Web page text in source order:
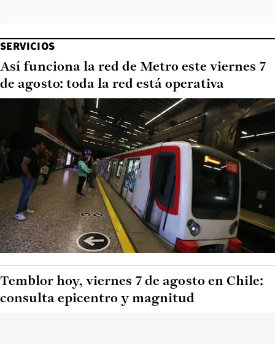
SERVICIOS
Así funciona la red de Metro este viernes 7
de agosto: toda la red está operativa
Temblor hoy, viernes 7 de agosto en Chile:
consulta epicentro y magnitud